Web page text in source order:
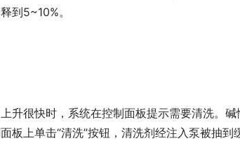
到5~10%。
升很快时，系统在控制面板提示需要清洗。
板上单击“清洗”按钮，清洗剂经注入泵被抽